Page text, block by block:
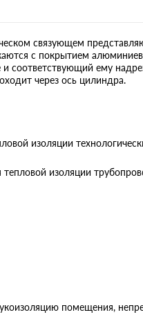
связующем
с покрытием
ему
через ось цилиндра.
изоляции
изоляции
помещения,